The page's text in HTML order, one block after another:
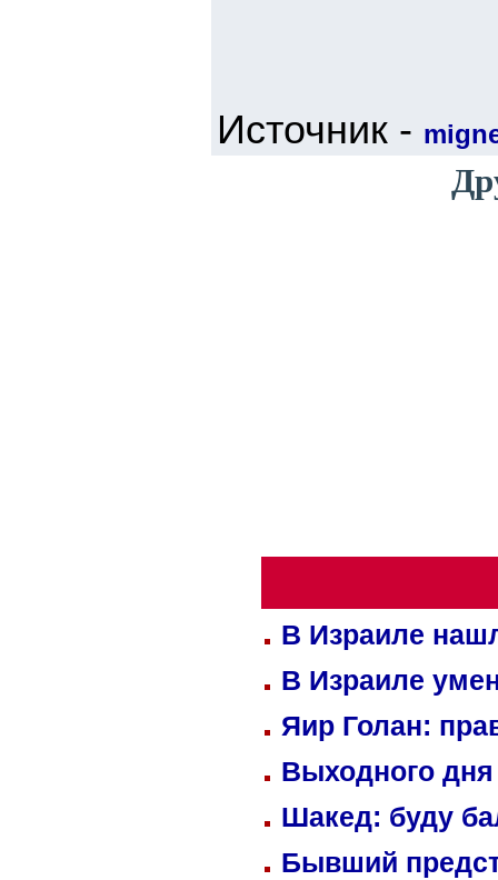
Источник -
В Израиле
В Израиле
Яир Голан:
Выходного
Шакед: буду
Бывший